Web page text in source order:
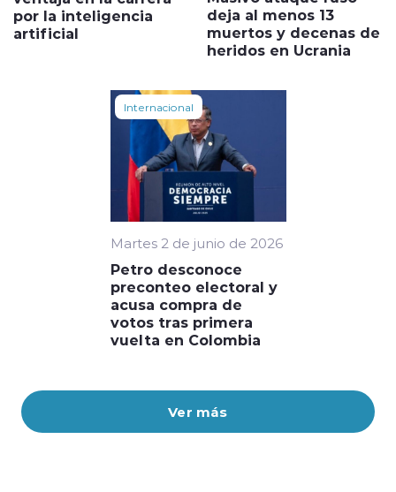
Ver más
por la inteligencia
artificial
deja al menos 13
muertos y decenas de
heridos en Ucrania
Internacional
Martes 2 de junio de 2026
Petro desconoce
preconteo electoral y
acusa compra de
votos tras primera
vuelta en Colombia